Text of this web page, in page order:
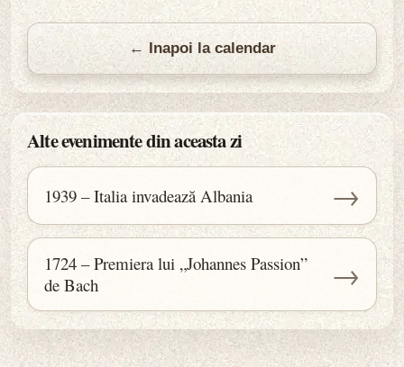
← Inapoi la calendar
Alte evenimente din aceasta zi
1939 – Italia invadează Albania →
1724 – Premiera lui „Johannes Passion”
de Bach
→